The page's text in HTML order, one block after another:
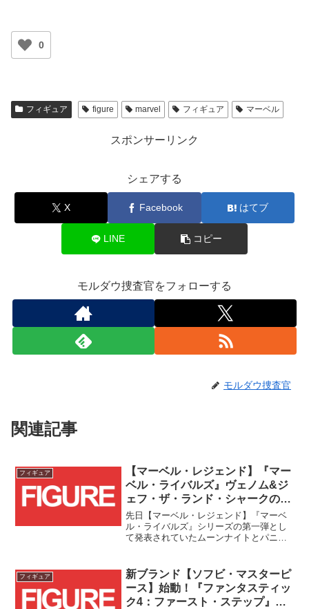
0
フィギュア figure marvel フィギュア マーベル
スポンサーリンク
シェアする
X Facebook はてブ
LINE コピー
モルダウ捜査官をフォローする
モルダウ捜査官
関連記事
フィギュア
【マーベル・レジェンド】『マー
ベル・ライバルズ』ヴェノム&ジ
ェフ・ザ・ランド・シャークの
2packが登場！！
先日【マーベル・レジェンド】『マーベ
ル・ライバルズ』シリーズの第一弾とし
て発表されていたムーンナイトとパニッ
も高い二人がセットになった嬉しい2pack
です！ジェフ君...
フィギュア
新ブランド【ソフビ・マスターピ
ース】始動！『ファンタスティッ
ク4：ファースト・ステップ』ギ